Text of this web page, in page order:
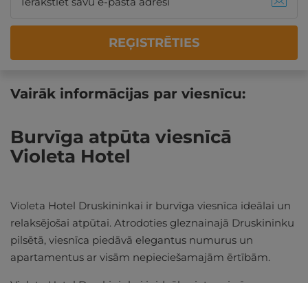
REĢISTRĒTIES
Vairāk informācijas par viesnīcu:
Burvīga atpūta viesnīcā
Violeta Hotel
Violeta Hotel Druskininkai ir burvīga viesnīca ideālai un
relaksējošai atpūtai. Atrodoties gleznainajā Druskininku
pilsētā, viesnīca piedāvā elegantus numurus un
apartamentus ar visām nepieciešamajām ērtībām.